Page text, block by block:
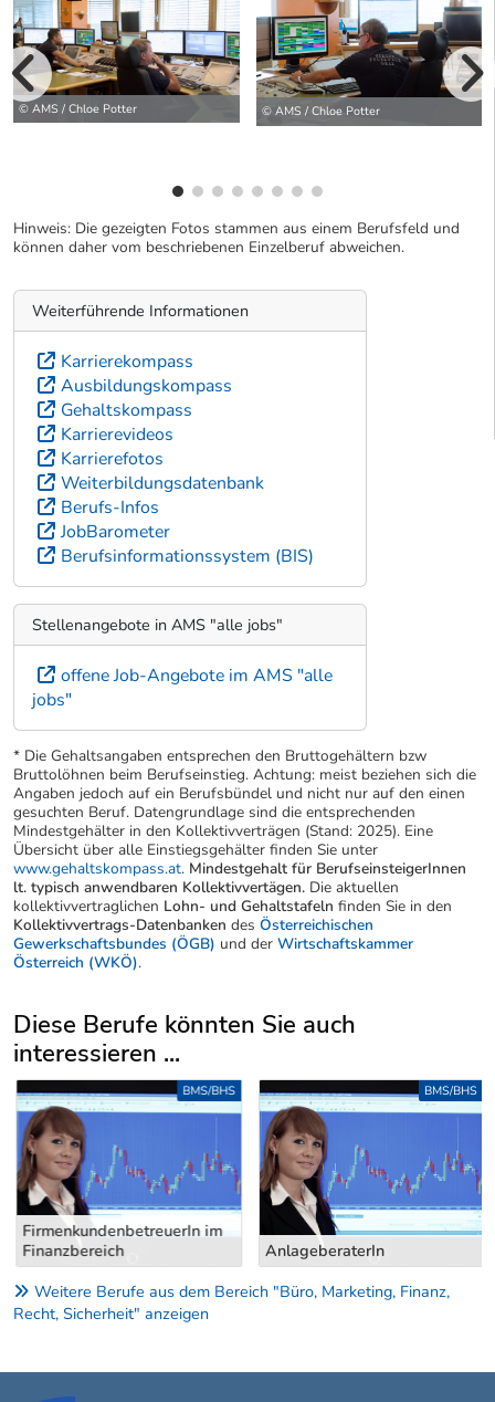
© AMS / Chloe Potter © AMS / Chloe Potter
Hinweis: Die gezeigten Fotos stammen aus einem Berufsfeld und
können daher vom beschriebenen Einzelberuf abweichen.
Weiterführende Informationen
Karrierekompass
Ausbildungskompass
Gehaltskompass
Karrierevideos
Karrierefotos
Weiterbildungsdatenbank
Berufs-Infos
JobBarometer
Berufsinformationssystem (BIS)
Stellenangebote in AMS "alle jobs"
offene Job-Angebote im AMS "alle
jobs"
* Die Gehaltsangaben entsprechen den Bruttogehältern bzw
Bruttolöhnen beim Berufseinstieg. Achtung: meist beziehen sich die
Angaben jedoch auf ein Berufsbündel und nicht nur auf den einen
gesuchten Beruf. Datengrundlage sind die entsprechenden
Mindestgehälter in den Kollektivverträgen (Stand: 2025). Eine
Übersicht über alle Einstiegsgehälter finden Sie unter
www.gehaltskompass.at. Mindestgehalt für BerufseinsteigerInnen
lt. typisch anwendbaren Kollektivvertägen. Die aktuellen
kollektivvertraglichen Lohn- und Gehaltstafeln finden Sie in den
Kollektivvertrags-Datenbanken des Österreichischen
Gewerkschaftsbundes (ÖGB) und der Wirtschaftskammer
Österreich (WKÖ).
Diese Berufe könnten Sie auch
interessieren ...
Uber weitere Berufsvorschläge
FirmenkundenbetreuerIn im
Finanzbereich
BMS/BHS
AnlageberaterIn
BMS/BHS
Weitere Berufe aus dem Bereich "Büro, Marketing, Finanz,
Recht, Sicherheit" anzeigen